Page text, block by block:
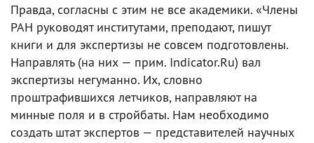
Правда, согласны с этим не все академики. «Члены
РАН руководят институтами, преподают, пишут
книги и для экспертизы не совсем подготовлены.
Направлять (на них — прим. Indicator.Ru) вал
экспертизы негуманно. Их, словно
проштрафившихся летчиков, направляют на
минные поля и в стройбаты. Нам необходимо
создать штат экспертов — представителей научных